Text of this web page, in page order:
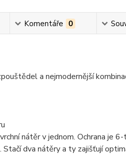
Komentáře 0
a nejmodernější
nátěr v jednom. Ochrana je
dva nátěry a ty zajišťují